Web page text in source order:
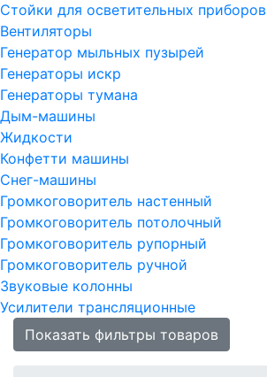
Стойки для осветительных приборов
Вентиляторы
Генератор мыльных пузырей
Генераторы искр
Генераторы тумана
Дым-машины
Жидкости
Конфетти машины
Снег-машины
Громкоговоритель настенный
Громкоговоритель потолочный
Громкоговоритель рупорный
Громкоговоритель ручной
Звуковые колонны
Усилители трансляционные
Показать фильтры товаров